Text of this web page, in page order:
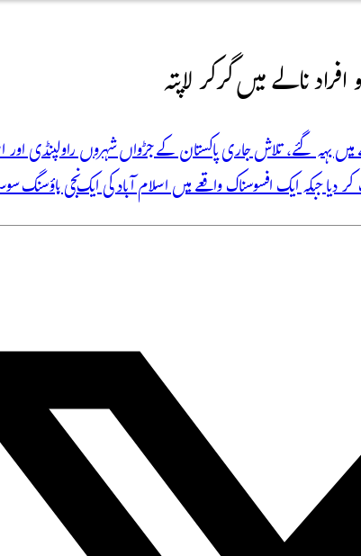
نالے میں گر کر لاپتہ
میں بہہ گئے، تلاش جاری پاکستان کے جڑواں شہروں راولپنڈی اور
دیا جبکہ ایک افسوسناک واقعے میں اسلام آباد کی ایک نجی